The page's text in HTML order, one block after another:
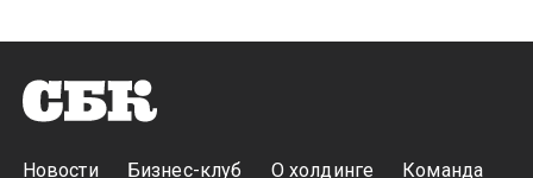
Новости Бизнес-клуб О холдинге Команда